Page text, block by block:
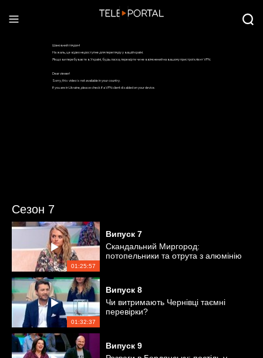
Сезон 7
01:25:57
Випуск 7
Скандальний Миргород:
потопельники та отрута з алюмінію
01:32:37
Випуск 8
Чи витримають Чернівці таємні
перевірки?
Випуск 9